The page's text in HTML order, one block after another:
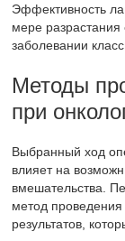
Эффективность
мере
заболевании
Методы
при
Выбранный ход
влияет на
вмешательства.
метод проведения
результатов,